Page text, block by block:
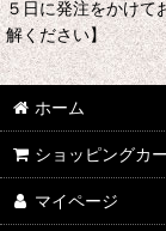
５日に発注をかけて
解ください】
ホーム
ショッピングカ
マイページ